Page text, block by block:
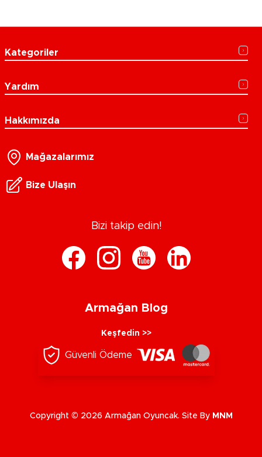
Kategoriler
Yardım
Hakkımızda
Mağazalarımız
Bize Ulaşın
Bizi takip edin!
Armağan Blog
Keşfedin >>
Güvenli Ödeme
Copyright © 2026 Armağan Oyuncak. Site By MNM